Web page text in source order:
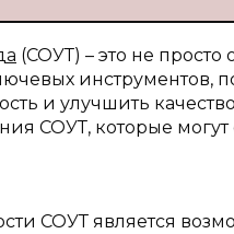
(СОУТ) – это не просто
инструментов,
и улучшить
СОУТ, которые
СОУТ является